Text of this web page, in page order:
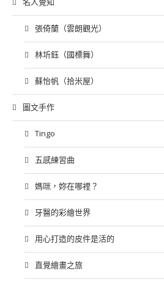
張倚蘭（雲朗觀光）
林圻鈺（國標舞）
蘇怡帆（拾米屋）
圖文手作
Tingo
五感練習曲
媽咪，妳在哪裡？
牙醫的彩繪世界
用心打造的皮件是活的
直覺繪畫之旅